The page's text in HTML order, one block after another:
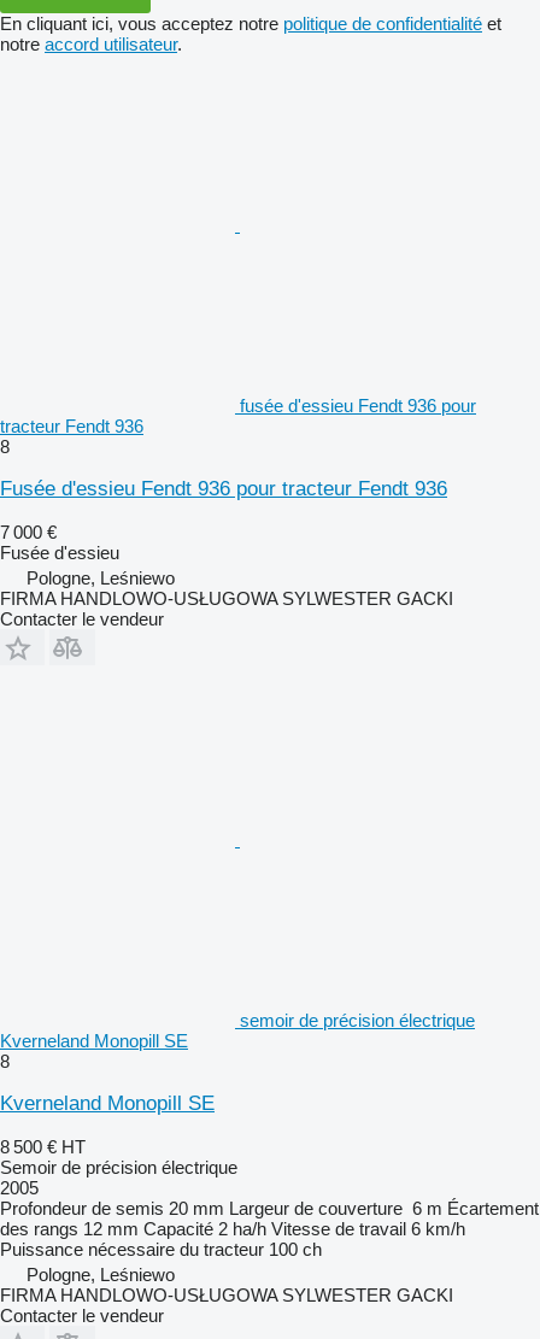
En cliquant ici, vous acceptez notre politique de confidentialité et
notre accord utilisateur.
fusée d'essieu Fendt 936 pour
tracteur Fendt 936
8
Fusée d'essieu Fendt 936 pour tracteur Fendt 936
7 000 €
Fusée d'essieu
Pologne, Leśniewo
FIRMA HANDLOWO-USŁUGOWA SYLWESTER GACKI
Contacter le vendeur
semoir de précision électrique
Kverneland Monopill SE
8
Kverneland Monopill SE
8 500 € HT
Semoir de précision électrique
2005
Profondeur de semis 20 mm Largeur de couverture 6 m Écartement
des rangs 12 mm Capacité 2 ha/h Vitesse de travail 6 km/h
Puissance nécessaire du tracteur 100 ch
Pologne, Leśniewo
FIRMA HANDLOWO-USŁUGOWA SYLWESTER GACKI
Contacter le vendeur